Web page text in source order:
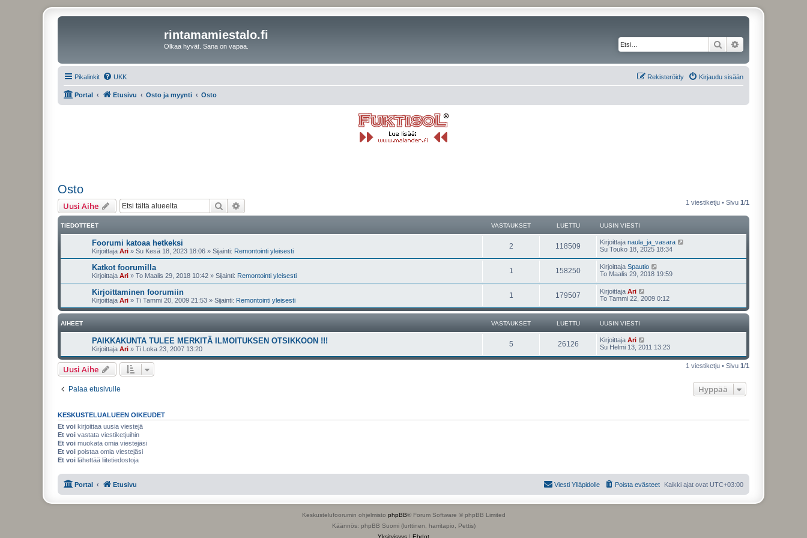
rintamamiestalo.fi
Olkaa hyvät. Sana on vapaa. Etsi
Pikalinkit UKK Kirjaudu sisään
Rekisteröidy
Portal Etusivu Osto ja myynti Osto
Osto
Uusi Aihe Etsi 1 viestiketju • Sivu 1/1
TIEDOTTEET VASTAUKSET LUETTU UUSIN VIESTI
Foorumi katoaa hetkeksi
Kirjoittaja Ari » Su Kesä 18, 2023 18:06 » Sijainti: Remontointi yleisesti
2 118509 Kirjoittaja naula_ja_vasara
Su Touko 18, 2025 18:34
Katkot foorumilla
Kirjoittaja Ari » To Maalis 29, 2018 10:42 » Sijainti: Remontointi yleisesti
1 158250 Kirjoittaja Spautio
To Maalis 29, 2018 19:59
Kirjoittaminen foorumiin
Kirjoittaja Ari » Ti Tammi 20, 2009 21:53 » Sijainti: Remontointi yleisesti
1 179507 Kirjoittaja Ari
To Tammi 22, 2009 0:12
AIHEET VASTAUKSET LUETTU UUSIN VIESTI
PAIKKAKUNTA TULEE MERKITÄ ILMOITUKSEN OTSIKKOON !!!
Kirjoittaja Ari » Ti Loka 23, 2007 13:20
5 26126 Kirjoittaja Ari
Su Helmi 13, 2011 13:23
Uusi Aihe 1 viestiketju • Sivu 1/1
Palaa etusivulle Hyppää
KESKUSTELUALUEEN OIKEUDET
Et voi kirjoittaa uusia viestejä
Et voi vastata viestiketjuihin
Et voi muokata omia viestejäsi
Et voi poistaa omia viestejäsi
Et voi lähettää liitetiedostoja
Portal Etusivu Kaikki ajat ovat UTC+03:00
Poista evästeet
Viesti Ylläpidolle
Keskustelufoorumin ohjelmisto phpBB® Forum Software © phpBB Limited
Käännös: phpBB Suomi (lurttinen, harritapio, Pettis)
Yksityisyys | Ehdot